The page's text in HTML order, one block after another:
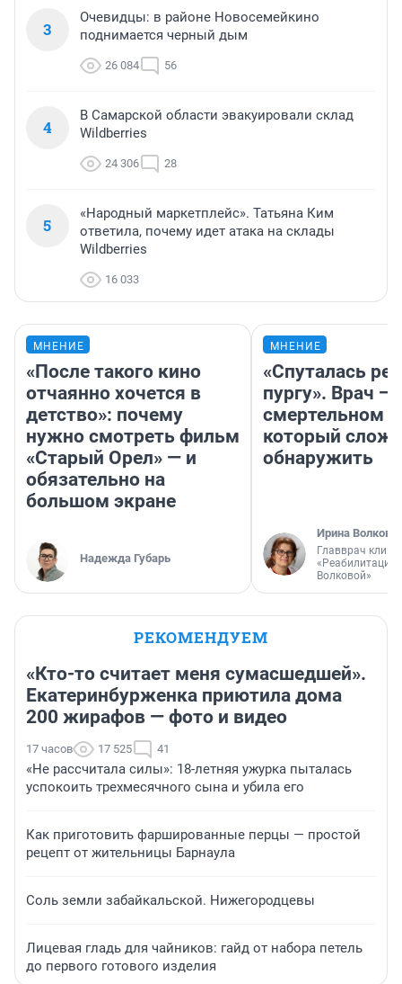
3
Очевидцы: в районе Новосемейкино
поднимается черный дым
26 084 56
4
В Самарской области эвакуировали склад
Wildberries
24 306 28
5
«Народный маркетплейс». Татьяна Ким
ответила, почему идет атака на склады
Wildberries
16 033
МНЕНИЕ
«После такого кино
отчаянно хочется в
детство»: почему
нужно смотреть фильм
«Старый Орел» — и
обязательно на
большом экране
Надежда Губарь
МНЕНИЕ
«Спуталась
пургу». Врач —
смертельном
который
обнаружить
Ирина Волкова
Главврач
«Реабилитация
Волковой»
РЕКОМЕНДУЕМ
«Кто-то считает меня сумасшедшей».
Екатеринбурженка приютила дома
200 жирафов — фото и видео
17 часов 17 525 41
«Не рассчитала силы»: 18-летняя ужурка пыталась
успокоить трехмесячного сына и убила его
Как приготовить фаршированные перцы — простой
рецепт от жительницы Барнаула
Соль земли забайкальской. Нижегородцевы
Лицевая гладь для чайников: гайд от набора петель
до первого готового изделия